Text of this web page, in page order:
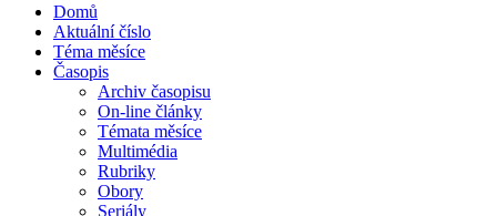
Domů
Aktuální číslo
Téma měsíce
Časopis
Archiv časopisu
On-line články
Témata měsíce
Multimédia
Rubriky
Obory
Seriály